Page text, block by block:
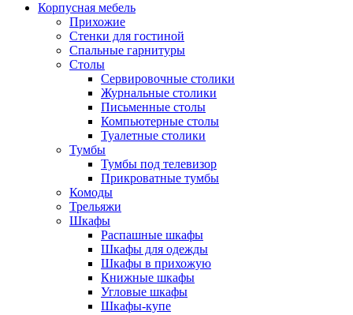
Корпусная мебель
Прихожие
Стенки для гостиной
Спальные гарнитуры
Столы
Сервировочные столики
Журнальные столики
Письменные столы
Компьютерные столы
Туалетные столики
Тумбы
Тумбы под телевизор
Прикроватные тумбы
Комоды
Трельяжи
Шкафы
Распашные шкафы
Шкафы для одежды
Шкафы в прихожую
Книжные шкафы
Угловые шкафы
Шкафы-купе